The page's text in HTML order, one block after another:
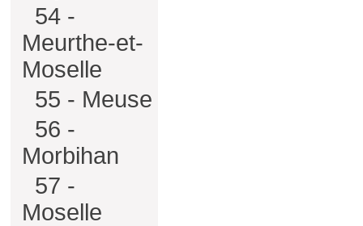
54 -
Meurthe-et-
Moselle
55 - Meuse
56 -
Morbihan
57 -
Moselle